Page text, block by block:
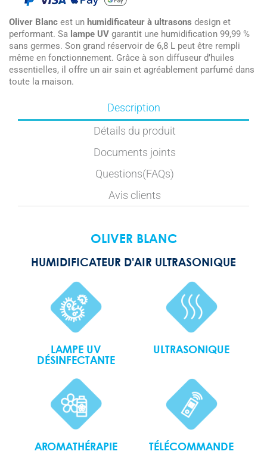
Oliver Blanc est un humidificateur à ultrasons design et
performant. Sa lampe UV garantit une humidification 99,99 %
sans germes. Son grand réservoir de 6,8 L peut être rempli
même en fonctionnement. Grâce à son diffuseur d’huiles
essentielles, il offre un air sain et agréablement parfumé dans
toute la maison.
Description
Détails du produit
Documents joints
Questions(FAQs)
Avis clients
OLIVER BLANC
HUMIDIFICATEUR D'AIR ULTRASONIQUE
LAMPE UV
DÉSINFECTANTE
ULTRASONIQUE
AROMATHÉRAPIE TÉLÉCOMMANDE